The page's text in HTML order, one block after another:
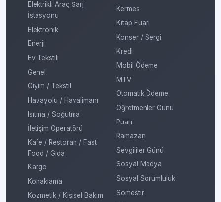
Elektrikli Araç Şarj
İstasyonu
Elektronik
Enerji
Ev Tekstili
Genel
Giyim / Tekstil
Havayolu / Havalimanı
Isıtma / Soğutma
İletişim Operatörü
Kafe / Restoran / Fast
Food / Gıda
Kargo
Konaklama
Kozmetik / Kişisel Bakım
Kermes
Kitap Fuarı
Konser / Sergi
Kredi
Mobil Ödeme
MTV
Otomatik Ödeme
Öğretmenler Günü
Puan
Ramazan
Sevgililer Günü
Sosyal Medya
Sosyal Sorumluluk
Sömestir